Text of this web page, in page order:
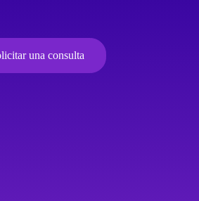
una consulta